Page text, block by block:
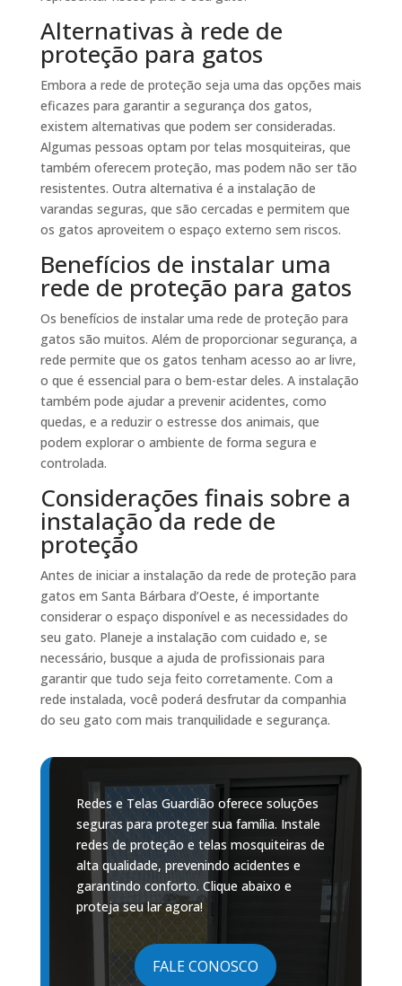
Alternativas à rede de
proteção para gatos
Embora a rede de proteção seja uma das opções mais
eficazes para garantir a segurança dos gatos,
existem alternativas que podem ser consideradas.
Algumas pessoas optam por telas mosquiteiras, que
também oferecem proteção, mas podem não ser tão
resistentes. Outra alternativa é a instalação de
varandas seguras, que são cercadas e permitem que
os gatos aproveitem o espaço externo sem riscos.
Benefícios de instalar uma
rede de proteção para gatos
Os benefícios de instalar uma rede de proteção para
gatos são muitos. Além de proporcionar segurança, a
rede permite que os gatos tenham acesso ao ar livre,
o que é essencial para o bem-estar deles. A instalação
também pode ajudar a prevenir acidentes, como
quedas, e a reduzir o estresse dos animais, que
podem explorar o ambiente de forma segura e
controlada.
Considerações finais sobre a
instalação da rede de
proteção
Antes de iniciar a instalação da rede de proteção para
gatos em Santa Bárbara d’Oeste, é importante
considerar o espaço disponível e as necessidades do
seu gato. Planeje a instalação com cuidado e, se
necessário, busque a ajuda de profissionais para
garantir que tudo seja feito corretamente. Com a
rede instalada, você poderá desfrutar da companhia
do seu gato com mais tranquilidade e segurança.
Redes e Telas Guardião oferece soluções
seguras para proteger sua família. Instale
redes de proteção e telas mosquiteiras de
alta qualidade, prevenindo acidentes e
garantindo conforto. Clique abaixo e
proteja seu lar agora!
FALE CONOSCO